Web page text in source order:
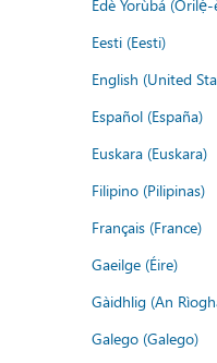
Èdè Yorùbá
Eesti (Eesti)
English (United
Español (España)
Euskara (Euskara)
Filipino (Pilipinas)
Français (France)
Gaeilge (Éire)
Gàidhlig (An
Galego (Galego)